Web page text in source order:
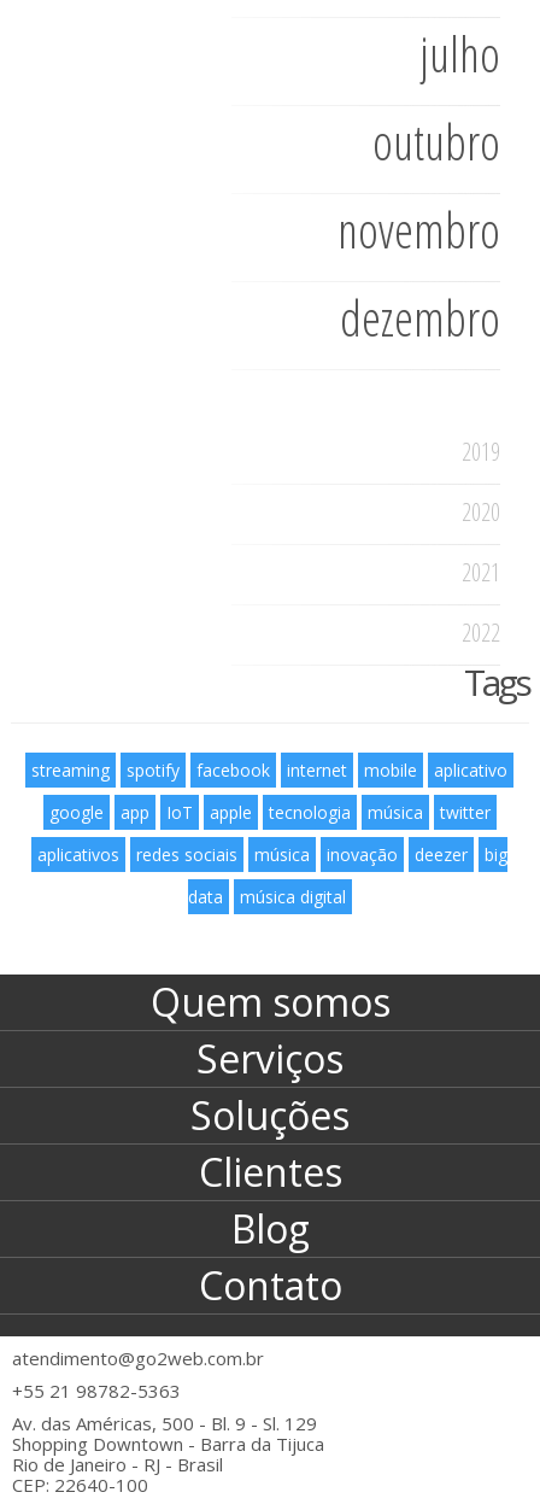
julho
outubro
novembro
dezembro
2019
2020
2021
2022
Tags
streaming spotify facebook internet mobile
aplicativo
google
app IoT apple tecnologia música
twitter
aplicativos
redes sociais música inovação deezer
big
data
música digital
Quem somos
Serviços
Soluções
Clientes
Blog
Contato
atendimento@go2web.com.br
+55 21 98782-5363
Av. das Américas, 500 - Bl. 9 - Sl. 129
Shopping Downtown - Barra da Tijuca
Rio de Janeiro - RJ - Brasil
CEP: 22640-100